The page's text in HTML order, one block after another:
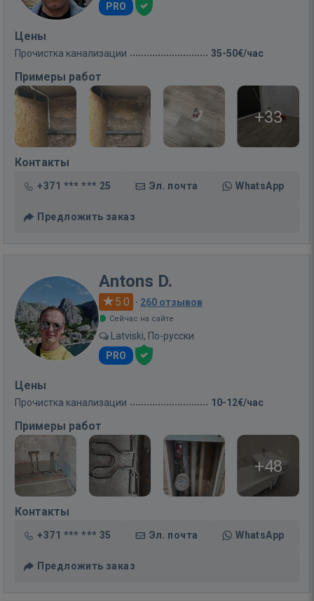
PRO
Цены
Прочистка канализации 35-50€/час
Примеры работ
+33
Контакты
+371 *** *** 25 Эл. почта WhatsApp
Предложить заказ
Antons D.
5.0 · 260 отзывов
Сейчас на сайте
Latviski, По-русски
PRO
Цены
Прочистка канализации 10-12€/час
Примеры работ
+48
Контакты
+371 *** *** 35 Эл. почта WhatsApp
Предложить заказ